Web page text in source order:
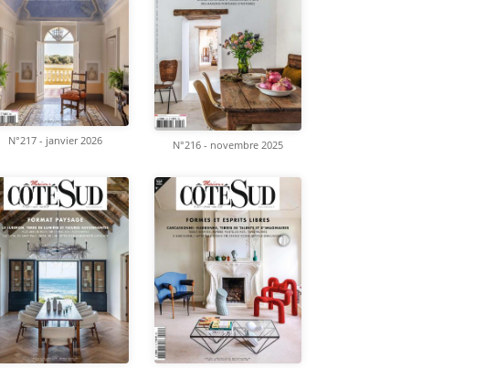
N°217 - janvier 2026 N°216 - novembre 2025